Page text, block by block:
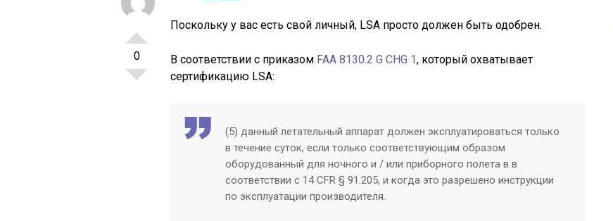
0
Поскольку у вас есть свой личный, LSA просто должен быть одобрен.
В соответствии с приказом FAA 8130.2 G CHG 1, который охватывает
сертификацию LSA:
(5) данный летательный аппарат должен эксплуатироваться только
в течение суток, если только соответствующим образом
оборудованный для ночного и / или приборного полета в в
соответствии с 14 CFR § 91.205, и когда это разрешено инструкции
по эксплуатации производителя.